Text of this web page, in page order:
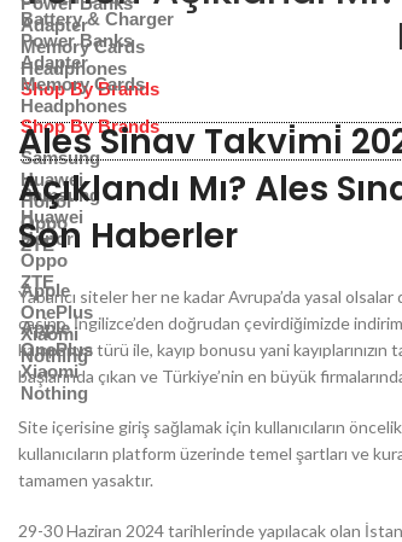
Adapter
Memory Cards
Headphones
Shop By Brands
Samsung
Huawei
Honor
Oppo
ZTE
Apple
OnePlus
Xiaomi
Nothing
Battery & Charger
Power Banks
Adapter
Memory Cards
Headphones
Shop By Brands
Samsung
Huawei
Honor
Oppo
ZTE
Apple
OnePlus
Xiaomi
Nothing
Ales Sinav Takvi̇mi̇
Açıklandı Mı? Ales
Son Haberler
Yabancı siteler her ne kadar Avrupa’da yasal
casino, İngilizce’den doğrudan çevirdiğimizde
kampanya türü ile, kayıp bonusu yani
başlarında çıkan ve Türkiye’nin en büyük
Site içerisine giriş sağlamak için kullanıcıların
kullanıcıların platform üzerinde temel şartları ve
tamamen yasaktır.
29-30 Haziran 2024 tarihlerinde yapılacak olan